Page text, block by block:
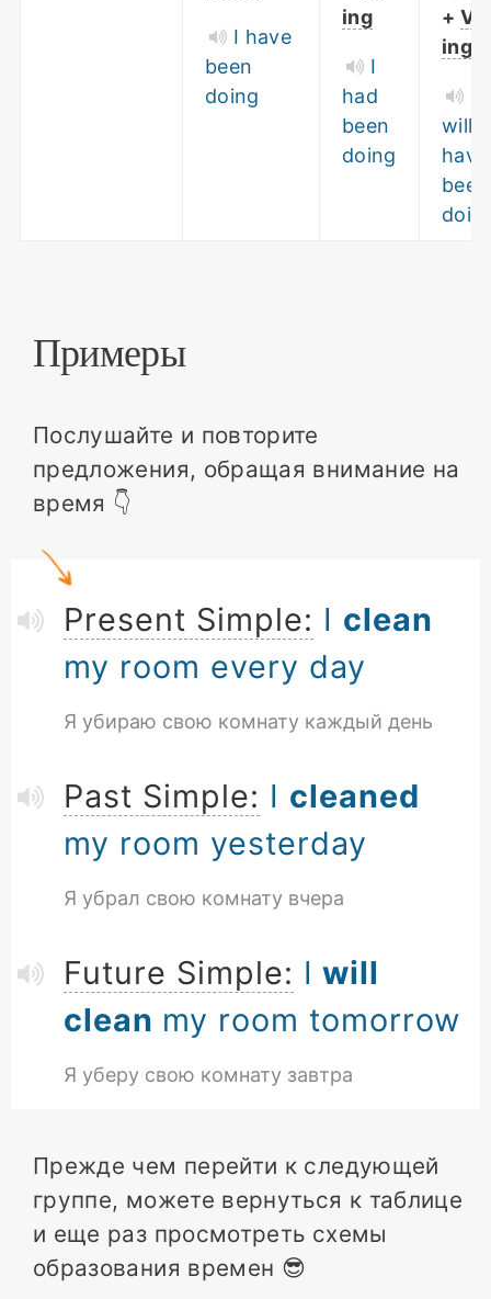
I have
been
doing
ing
I
had
been
doing
+ V-
ing
will
have
been
Примеры
Послушайте и повторите
предложения, обращая внимание на
время 👇
Present Simple: I clean
my room every day
Я убираю свою комнату каждый день
Past Simple: I cleaned
my room yesterday
Я убрал свою комнату вчера
Future Simple: I will
clean my room tomorrow
Я уберу свою комнату завтра
Прежде чем перейти к следующей
группе, можете вернуться к таблице
и еще раз просмотреть схемы
образования времен 😎